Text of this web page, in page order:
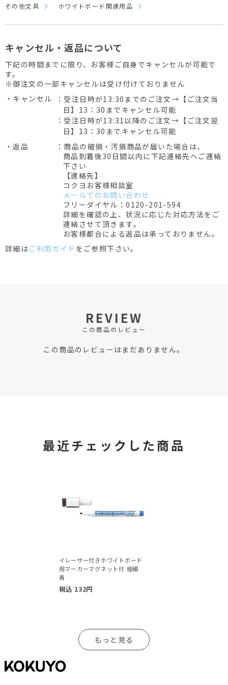
その他文具 ホワイトボード関連用品
キャンセル・返品について
下記の時間までに限り、お客様ご自身でキャンセルが可能で
す。
※御注文の一部キャンセルは受け付けておりません
・キャンセル
：受注日時が13:30までのご注文→【ご注文当
日】13：30までキャンセル可能
：受注日時が13:31以降のご注文→【ご注文翌
日】13：30までキャンセル可能
・返品
：商品の破損・汚損商品が届いた場合は、
商品到着後30日間以内に下記連絡先へご連絡
下さい
【連絡先】
コクヨお客様相談室
メールでのお問い合わせ
フリーダイヤル：0120-201-594
詳細を確認の上、状況に応じた対応方法をご
連絡させて頂きます。
お客様都合による返品は承っておりません。
詳細はご利用ガイド をご参照下さい。
REVIEW
この商品のレビュー
この商品のレビューはまだありません。
最近チェックした商品
イレーザー付きホワイトボード
用マーカーマグネット付 極細
青
税込 132円
もっと見る